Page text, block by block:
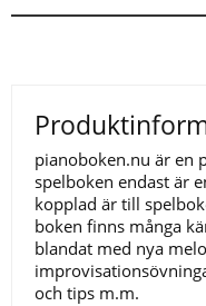
pianoboken.nu är en
spelboken endast är
kopplad är till
boken finns många
blandat med nya
och tips m.m.